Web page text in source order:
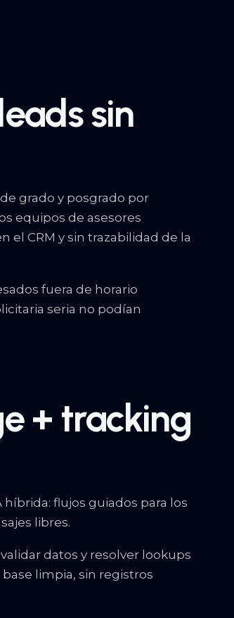
sin
grado y posgrado por
equipos de asesores
CRM y sin trazabilidad de la
fuera de horario
seria no podían
+ tracking
flujos guiados para los
libres.
datos y resolver lookups
limpia, sin registros